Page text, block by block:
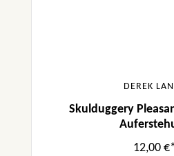
DEREK
Skulduggery
12,00 €*